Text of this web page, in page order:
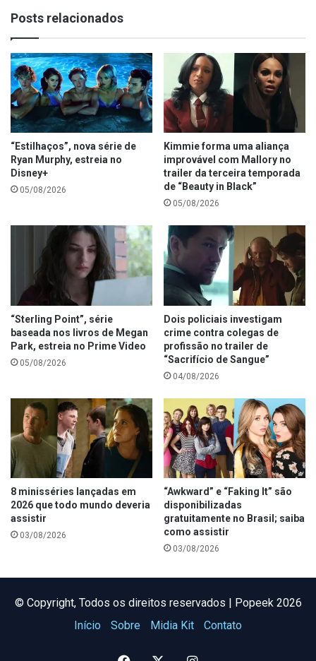
Posts relacionados
“Estilhaços”, nova série de
Ryan Murphy, estreia no
Disney+
05/08/2026
Kimmie forma uma aliança
improvável com Mallory no
trailer da terceira temporada
de “Beauty in Black”
05/08/2026
“Sterling Point”, série
baseada nos livros de Megan
Park, estreia no Prime Video
05/08/2026
Dois policiais investigam
crime contra colegas de
profissão no trailer de
“Sacrifício de Sangue”
04/08/2026
8 minisséries lançadas em
2026 que todo mundo deveria
assistir
03/08/2026
“Awkward” e “Faking It” são
disponibilizadas
gratuitamente no Brasil; saiba
como assistir
03/08/2026
©️ Copyright, Todos os direitos reservados | Popeek 2026
Início
Sobre Midia Kit Contato